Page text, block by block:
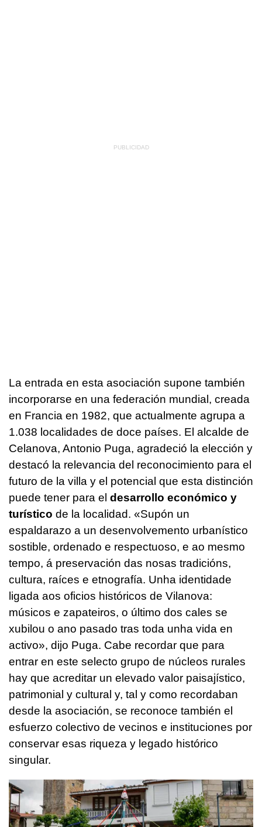
La entrada en esta asociación supone también
incorporarse en una federación mundial, creada
en Francia en 1982, que actualmente agrupa a
1.038 localidades de doce países. El alcalde de
Celanova, Antonio Puga, agradeció la elección y
destacó la relevancia del reconocimiento para el
futuro de la villa y el potencial que esta distinción
puede tener para el desarrollo económico y
turístico de la localidad. «Supón un
espaldarazo a un desenvolvemento urbanístico
sostible, ordenado e respectuoso, e ao mesmo
tempo, á preservación das nosas tradicións,
cultura, raíces e etnografía. Unha identidade
ligada aos oficios históricos de Vilanova:
músicos e zapateiros, o último dos cales se
xubilou o ano pasado tras toda unha vida en
activo», dijo Puga. Cabe recordar que para
entrar en este selecto grupo de núcleos rurales
hay que acreditar un elevado valor paisajístico,
patrimonial y cultural y, tal y como recordaban
desde la asociación, se reconoce también el
esfuerzo colectivo de vecinos e instituciones por
conservar esas riqueza y legado histórico
singular.